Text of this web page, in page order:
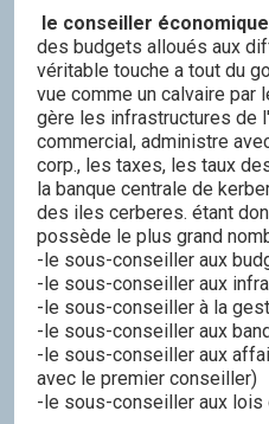
le conseiller
des budgets alloués aux
véritable touche a tout du
vue comme un calvaire par
gère les infrastructures de
commercial, administre
corp., les taxes, les taux
la banque centrale de
des iles cerberes. étant
possède le plus grand
-le sous-conseiller aux
-le sous-conseiller aux
-le sous-conseiller à la
-le sous-conseiller aux
-le sous-conseiller aux
avec le premier conseiller)
-le sous-conseiller aux lois